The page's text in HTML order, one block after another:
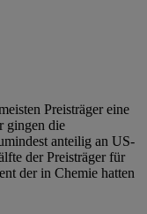
Preisträger eine
gingen die
anteilig an US-
der Preisträger für
der in Chemie hatten